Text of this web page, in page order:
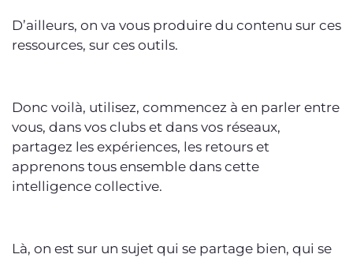
D’ailleurs, on va vous produire du contenu sur ces
ressources, sur ces outils.
Donc voilà, utilisez, commencez à en parler entre
vous, dans vos clubs et dans vos réseaux,
partagez les expériences, les retours et
apprenons tous ensemble dans cette
intelligence collective.
Là, on est sur un sujet qui se partage bien, qui se